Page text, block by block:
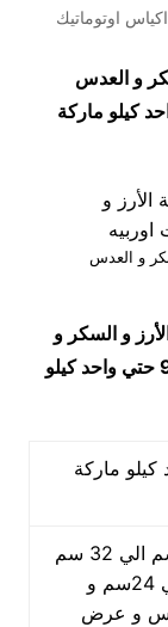
اوتوماتيك
و العدس
موديل 903 حتي واحد كيلو ماركة
و العدس
و السكر و
موديل 903 حتي واحد كيلو
واحد كيلو ماركة
طول الكيس من 10 سم الي 32 سم
وعرض من 10 سم الي 24سم و
و عرض